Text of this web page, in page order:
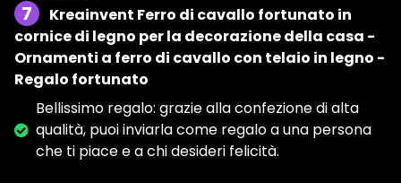
7
Kreainvent Ferro di cavallo fortunato in
cornice di legno per la decorazione della casa -
Ornamenti a ferro di cavallo con telaio in legno -
Regalo fortunato
Bellissimo regalo: grazie alla confezione di alta
qualità, puoi inviarla come regalo a una persona
che ti piace e a chi desideri felicità.